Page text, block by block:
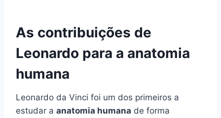
As contribuições de
Leonardo para a anatomia
humana
Leonardo da Vinci foi um dos primeiros a
estudar a anatomia humana de forma